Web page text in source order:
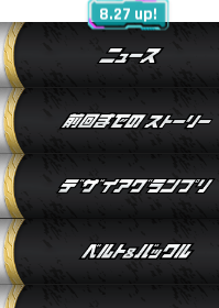
8.27 up!